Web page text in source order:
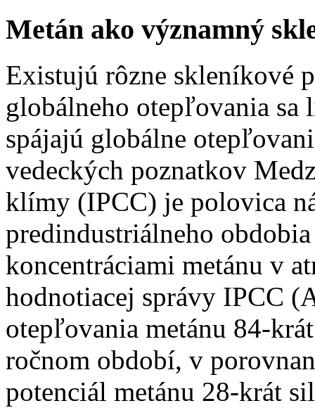
Metán ako významný
Existujú rôzne skleníkové
globálneho otepľovania sa
spájajú globálne
vedeckých poznatkov
klímy (IPCC) je polovica
predindustriálneho
koncentráciami metánu v
hodnotiacej správy IPCC
otepľovania metánu 84-
ročnom období, v
potenciál metánu 28-krát